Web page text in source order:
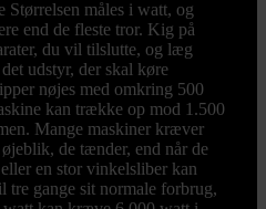
Størrelsen måles i watt, og
end de fleste tror. Kig på
du vil tilslutte, og læg
udstyr, der skal køre
nøjes med omkring 500
kan trække op mod 1.500
Mange maskiner kræver
de tænder, end når de
en stor vinkelsliber kan
gange sit normale forbrug,